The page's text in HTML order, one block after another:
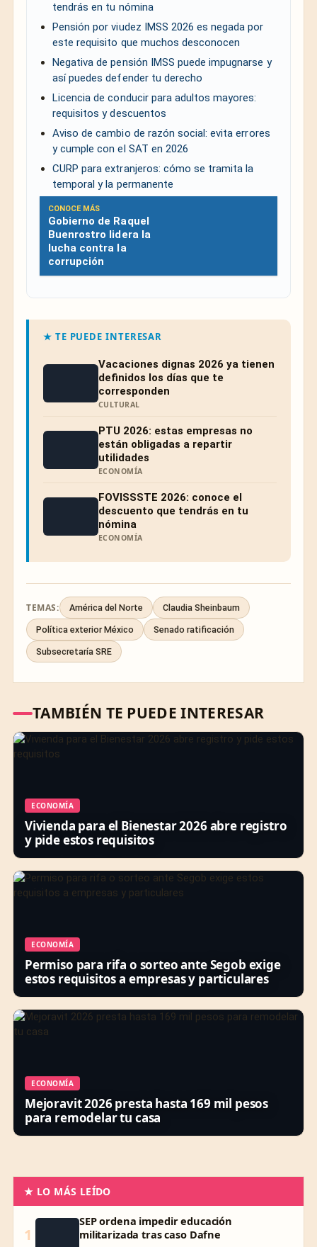
tendrás en tu nómina
Pensión por viudez IMSS 2026 es negada por
este requisito que muchos desconocen
Negativa de pensión IMSS puede impugnarse y
así puedes defender tu derecho
Licencia de conducir para adultos mayores:
requisitos y descuentos
Aviso de cambio de razón social: evita errores
y cumple con el SAT en 2026
CURP para extranjeros: cómo se tramita la
temporal y la permanente
CONOCE MÁS
Gobierno de Raquel
Buenrostro lidera la
lucha contra la
corrupción
★ TE PUEDE INTERESAR
Vacaciones dignas 2026 ya tienen
definidos los días que te
corresponden
CULTURAL
PTU 2026: estas empresas no
están obligadas a repartir
utilidades
ECONOMÍA
FOVISSSTE 2026: conoce el
descuento que tendrás en tu
nómina
ECONOMÍA
TEMAS: América del Norte Claudia Sheinbaum
Política exterior México Senado ratificación
Subsecretaría SRE
TAMBIÉN TE PUEDE INTERESAR
ECONOMÍA
Vivienda para el Bienestar 2026 abre registro
y pide estos requisitos
ECONOMÍA
Permiso para rifa o sorteo ante Segob exige
estos requisitos a empresas y particulares
ECONOMÍA
Mejoravit 2026 presta hasta 169 mil pesos
para remodelar tu casa
★ LO MÁS LEÍDO
1
SEP ordena impedir educación
militarizada tras caso Dafne